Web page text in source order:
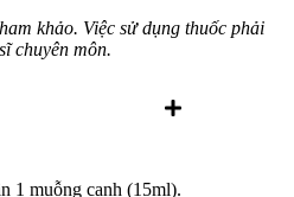
khảo. Việc sử dụng thuốc phải
chuyên môn.
1 muỗng canh (15ml).